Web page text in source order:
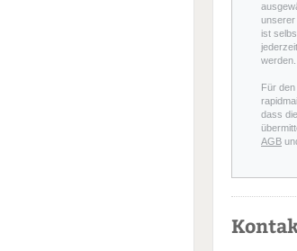
unserer
ist
werden.
Für
dass
AGB